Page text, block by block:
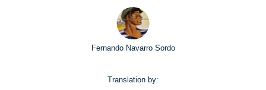
Fernando Navarro Sordo
Translation by: